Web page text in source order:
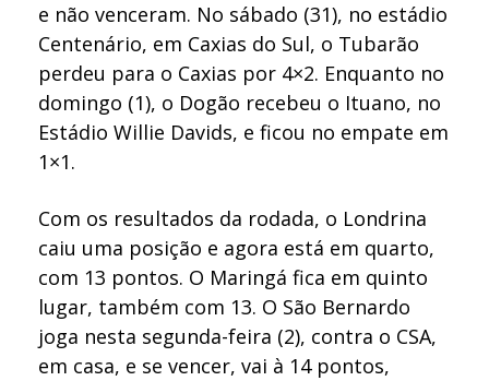
e não venceram. No sábado (31), no estádio
Centenário, em Caxias do Sul, o Tubarão
perdeu para o Caxias por 4×2. Enquanto no
domingo (1), o Dogão recebeu o Ituano, no
Estádio Willie Davids, e ficou no empate em
1×1.
Com os resultados da rodada, o Londrina
caiu uma posição e agora está em quarto,
com 13 pontos. O Maringá fica em quinto
lugar, também com 13. O São Bernardo
joga nesta segunda-feira (2), contra o CSA,
em casa, e se vencer, vai à 14 pontos,